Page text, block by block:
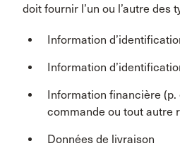
doit fournir l’un ou l’autre des
Information
Information
Information financière
commande ou tout autre
Données de livraison